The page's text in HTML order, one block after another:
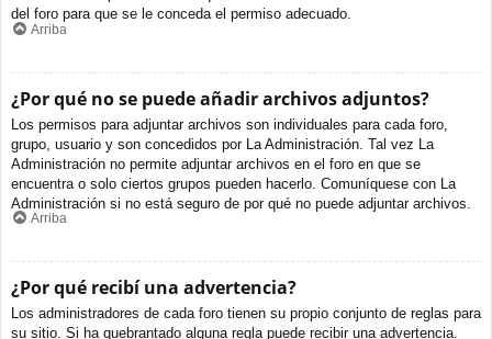
del foro para que se le conceda el permiso adecuado.
Arriba
¿Por qué no se puede añadir archivos adjuntos?
Los permisos para adjuntar archivos son individuales para cada foro,
grupo, usuario y son concedidos por La Administración. Tal vez La
Administración no permite adjuntar archivos en el foro en que se
encuentra o solo ciertos grupos pueden hacerlo. Comuníquese con La
Administración si no está seguro de por qué no puede adjuntar archivos.
Arriba
¿Por qué recibí una advertencia?
Los administradores de cada foro tienen su propio conjunto de reglas para
su sitio. Si ha quebrantado alguna regla puede recibir una advertencia.